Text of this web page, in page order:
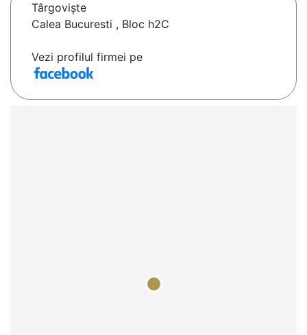
Târgovişte
Calea Bucuresti , Bloc h2C
Vezi profilul firmei pe